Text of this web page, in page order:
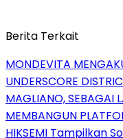
Berita Terkait
MONDEVITA
UNDERSCORE
MAGLIANO, SEBAGAI
MEMBANGUN
HIKSEMI Tampilkan